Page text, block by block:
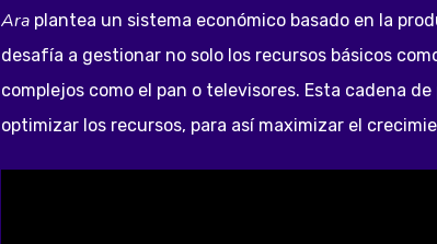
Ara plantea un sistema económico basado en la
desafía a gestionar no solo los recursos básicos
complejos como el pan o televisores. Esta cadena
optimizar los recursos, para así maximizar el